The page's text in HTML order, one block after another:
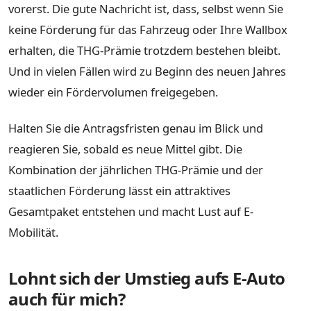
vorerst. Die gute Nachricht ist, dass, selbst wenn Sie
keine Förderung für das Fahrzeug oder Ihre Wallbox
erhalten, die THG-Prämie trotzdem bestehen bleibt.
Und in vielen Fällen wird zu Beginn des neuen Jahres
wieder ein Fördervolumen freigegeben.
Halten Sie die Antragsfristen genau im Blick und
reagieren Sie, sobald es neue Mittel gibt. Die
Kombination der jährlichen THG-Prämie und der
staatlichen Förderung lässt ein attraktives
Gesamtpaket entstehen und macht Lust auf E-
Mobilität.
Lohnt sich der Umstieg aufs E-Auto
auch für mich?